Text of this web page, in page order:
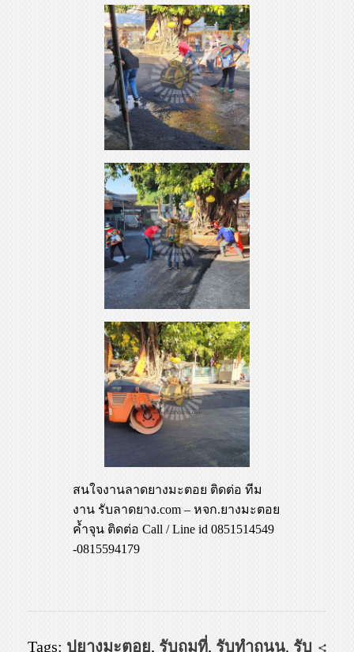
สนใจงานลาดยางมะตอย ติดต่อ ทีม
งาน รับลาดยาง.com – หจก.ยางมะตอย
ค้ำจุน ติดต่อ Call / Line id 0851514549
-0815594179
Tags: ปูยางมะตอย, รับถมที่, รับทำถนน, รับ